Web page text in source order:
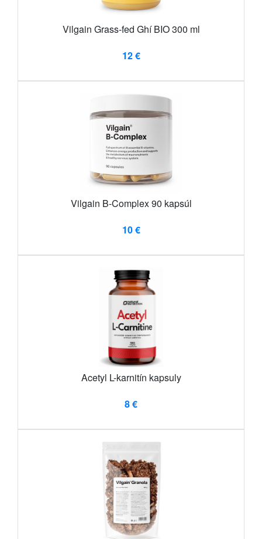
Vilgain Grass-fed Ghí BIO 300 ml
12 €
Vilgain B-Complex 90 kapsúl
10 €
Acetyl L-karnitín kapsuly
8 €